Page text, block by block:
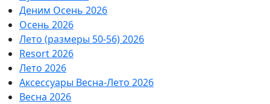
Деним Осень 2026
Осень 2026
Лето (размеры 50-56) 2026
Resort 2026
Лето 2026
Аксессуары Весна-Лето 2026
Весна 2026